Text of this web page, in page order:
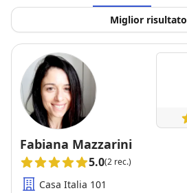
Miglior risultato
Fabiana Mazzarini
5.0(2 rec.)
Casa Italia 101